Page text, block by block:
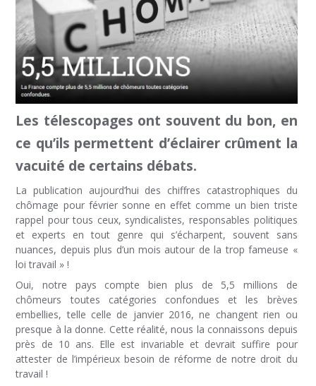
Les télescopages ont souvent du bon, en
ce qu’ils permettent d’éclairer crûment la
vacuité de certains débats.
La publication aujourd’hui des chiffres catastrophiques du
chômage pour février sonne en effet comme un bien triste
rappel pour tous ceux, syndicalistes, responsables politiques
et experts en tout genre qui s’écharpent, souvent sans
nuances, depuis plus d’un mois autour de la trop fameuse «
loi travail » !
Oui, notre pays compte bien plus de 5,5 millions de
chômeurs toutes catégories confondues et les brèves
embellies, telle celle de janvier 2016, ne changent rien ou
presque à la donne. Cette réalité, nous la connaissons depuis
près de 10 ans. Elle est invariable et devrait suffire pour
attester de l’impérieux besoin de réforme de notre droit du
travail !